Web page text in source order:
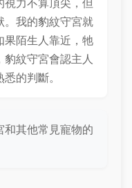
視力不算頂尖，但
。我的豹紋守宮就
果陌生人靠近，牠
紋守宮會認主人
的判斷。
和其他常見寵物的